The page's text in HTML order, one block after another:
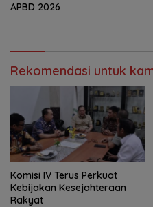
APBD 2026
Rekomendasi untuk
Komisi IV Terus Perkuat
Kebijakan Kesejahteraan
Rakyat